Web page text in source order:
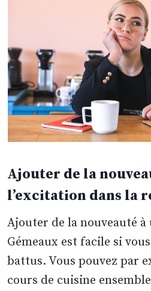
Ajouter de la
l’excitation dans la
Ajouter de la nouveauté
Gémeaux est facile si
battus. Vous pouvez par
cours de cuisine